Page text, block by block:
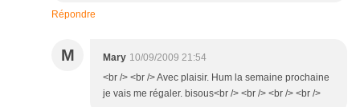
Répondre
M Mary 10/09/2009 21:54
<br /> <br /> Avec plaisir. Hum la semaine prochaine
je vais me régaler. bisous<br /> <br /> <br /> <br />